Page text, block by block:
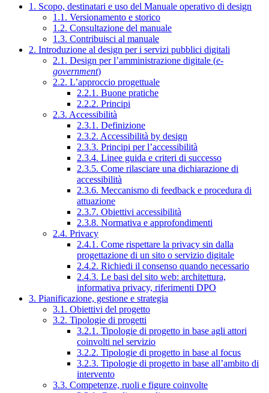
1. Scopo, destinatari e uso del Manuale operativo di design
1.1. Versionamento e storico
1.2. Consultazione del manuale
1.3. Contribuisci al manuale
2. Introduzione al design per i servizi pubblici digitali
2.1. Design per l’amministrazione digitale (e-
government)
2.2. L’approccio progettuale
2.2.1. Buone pratiche
2.2.2. Principi
2.3. Accessibilità
2.3.1. Definizione
2.3.2. Accessibilità by design
2.3.3. Principi per l’accessibilità
2.3.4. Linee guida e criteri di successo
2.3.5. Come rilasciare una dichiarazione di
accessibilità
2.3.6. Meccanismo di feedback e procedura di
attuazione
2.3.7. Obiettivi accessibilità
2.3.8. Normativa e approfondimenti
2.4. Privacy
2.4.1. Come rispettare la privacy sin dalla
progettazione di un sito o servizio digitale
2.4.2. Richiedi il consenso quando necessario
2.4.3. Le basi del sito web: architettura,
informativa privacy, riferimenti DPO
3. Pianificazione, gestione e strategia
3.1. Obiettivi del progetto
3.2. Tipologie di progetti
3.2.1. Tipologie di progetto in base agli attori
coinvolti nel servizio
3.2.2. Tipologie di progetto in base al focus
3.2.3. Tipologie di progetto in base all’ambito di
intervento
3.3. Competenze, ruoli e figure coinvolte